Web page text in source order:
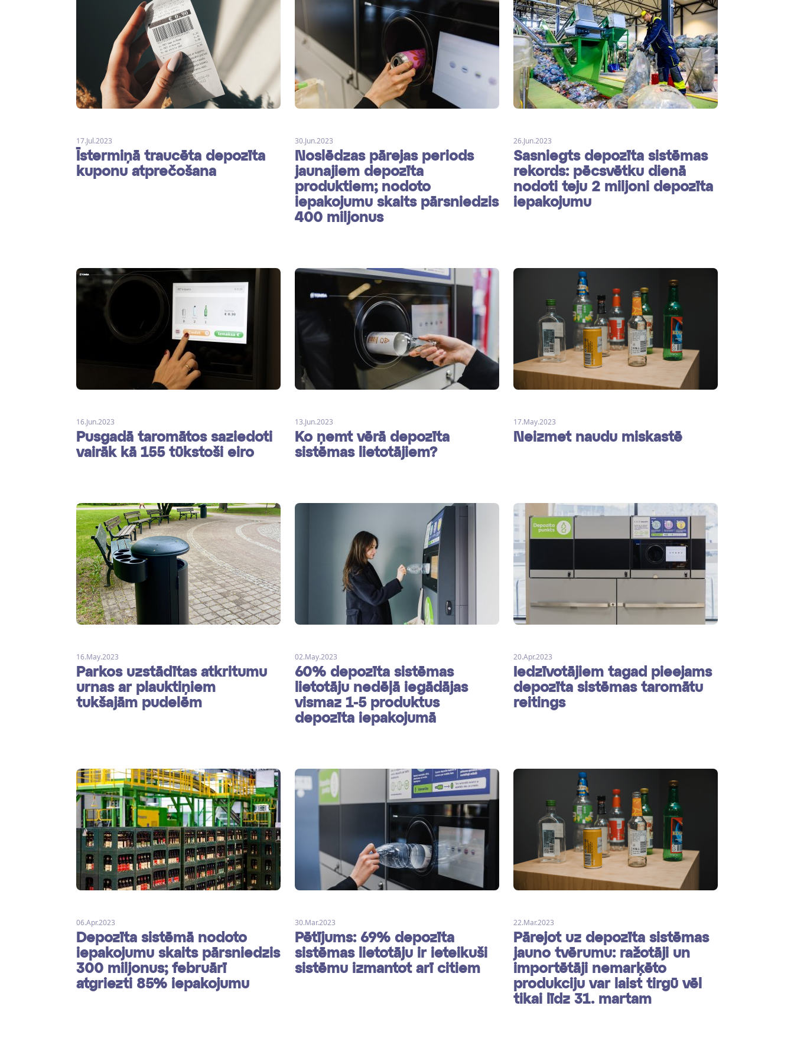
17.Jul.2023
Īstermiņā traucēta depozīta
kuponu atprečošana
30.Jun.2023
Noslēdzas pārejas periods
jaunajiem depozīta
produktiem; nodoto
iepakojumu skaits pārsniedzis
400 miljonus
26.Jun.2023
Sasniegts depozīta sistēmas
rekords: pēcsvētku dienā
nodoti teju 2 miljoni depozīta
iepakojumu
16.Jun.2023
Pusgadā taromātos saziedoti
vairāk kā 155 tūkstoši eiro
13.Jun.2023
Ko ņemt vērā depozīta
sistēmas lietotājiem?
17.May.2023
Neizmet naudu miskastē
16.May.2023
Parkos uzstādītas atkritumu
urnas ar plauktiņiem
tukšajām pudelēm
02.May.2023
60% depozīta sistēmas
lietotāju nedēļā iegādājas
vismaz 1-5 produktus
depozīta iepakojumā
20.Apr.2023
Iedzīvotājiem tagad pieejams
depozīta sistēmas taromātu
reitings
06.Apr.2023
Depozīta sistēmā nodoto
iepakojumu skaits pārsniedzis
300 miljonus; februārī
atgriezti 85% iepakojumu
30.Mar.2023
Pētījums: 69% depozīta
sistēmas lietotāju ir ieteikuši
sistēmu izmantot arī citiem
22.Mar.2023
Pārejot uz depozīta sistēmas
jauno tvērumu: ražotāji un
importētāji nemarķēto
produkciju var laist tirgū vēl
tikai līdz 31. martam